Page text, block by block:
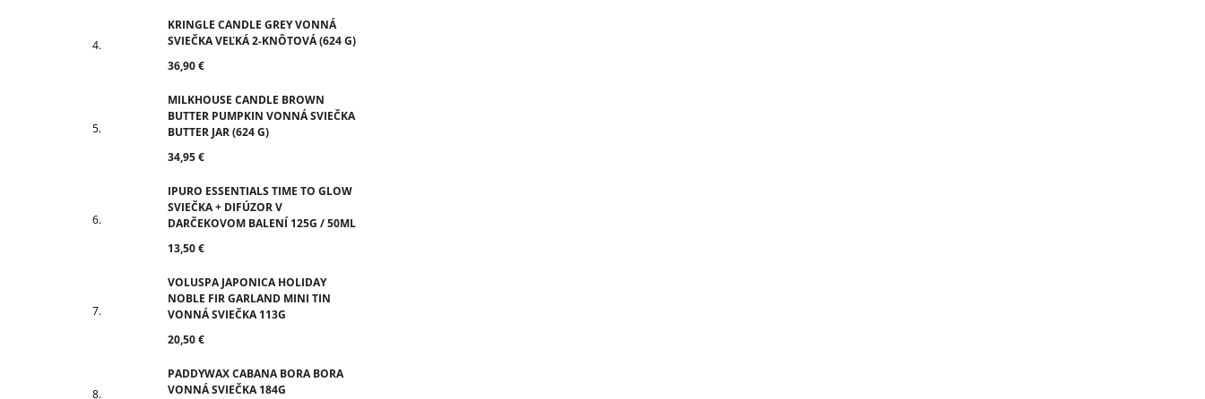
KRINGLE CANDLE GREY VONNÁ
SVIEČKA VEĽKÁ 2-KNÔTOVÁ (624 G)
36,90 €
MILKHOUSE CANDLE BROWN
BUTTER PUMPKIN VONNÁ SVIEČKA
BUTTER JAR (624 G)
34,95 €
IPURO ESSENTIALS TIME TO GLOW
SVIEČKA + DIFÚZOR V
DARČEKOVOM BALENÍ 125G / 50ML
13,50 €
VOLUSPA JAPONICA HOLIDAY
NOBLE FIR GARLAND MINI TIN
VONNÁ SVIEČKA 113G
20,50 €
PADDYWAX CABANA BORA BORA
VONNÁ SVIEČKA 184G